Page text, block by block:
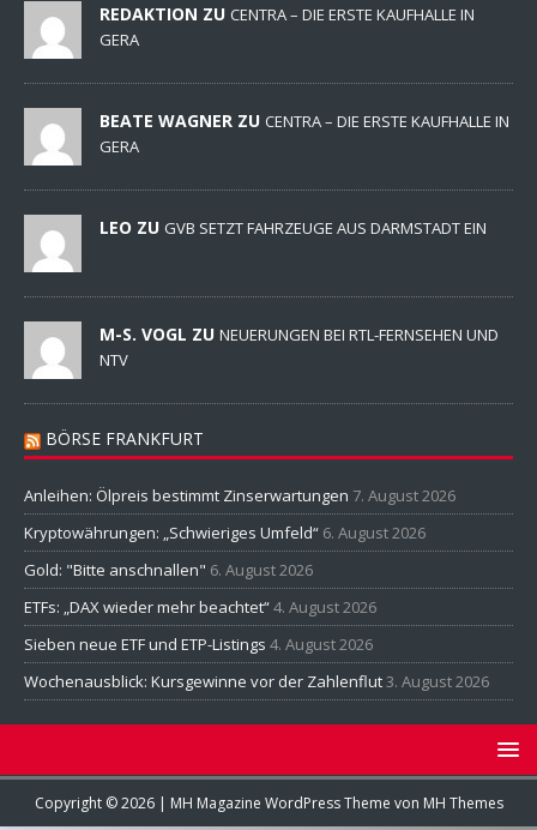
REDAKTION ZU CENTRA – DIE ERSTE KAUFHALLE IN
GERA
BEATE WAGNER ZU CENTRA – DIE ERSTE KAUFHALLE IN
GERA
LEO ZU GVB SETZT FAHRZEUGE AUS DARMSTADT EIN
M-S. VOGL ZU NEUERUNGEN BEI RTL-FERNSEHEN UND
NTV
BÖRSE FRANKFURT
Anleihen: Ölpreis bestimmt Zinserwartungen 7. August 2026
Kryptowährungen: „Schwieriges Umfeld“ 6. August 2026
Gold: "Bitte anschnallen" 6. August 2026
ETFs: „DAX wieder mehr beachtet“4. August 2026
Sieben neue ETF und ETP-Listings 4. August 2026
Wochenausblick: Kursgewinne vor der Zahlenflut 3. August 2026
Copyright © 2026 | MH Magazine WordPress Theme von MH Themes